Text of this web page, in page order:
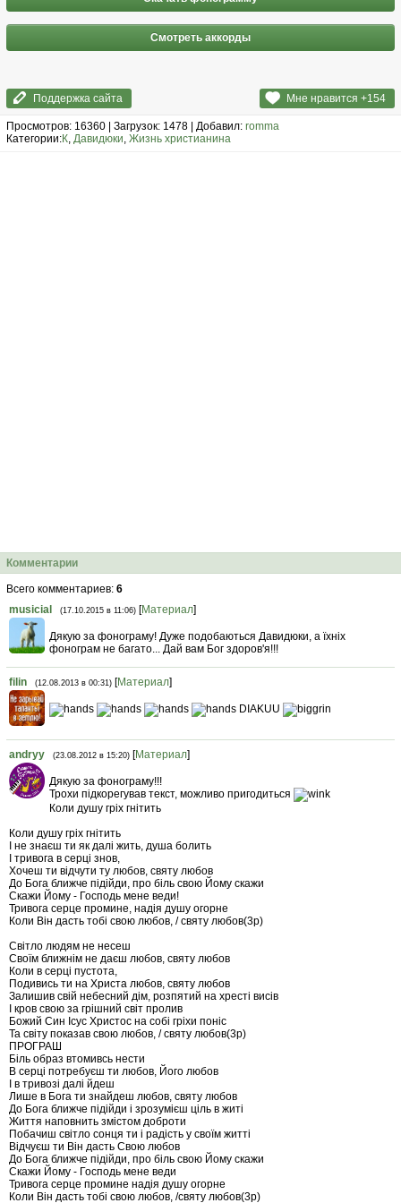
Смотреть аккорды
Мне нравится +154
Поддержка сайта
Просмотров: 16360 | Загрузок: 1478 | Добавил: romma
Категории:К, Давидюки, Жизнь христианина
Комментарии
Всего комментариев: 6
musicial
(17.10.2015 в 11:06) [Материал]
Дякую за фонограму! Дуже подобаються Давидюки, а їхніх
фонограм не багато... Дай вам Бог здоров'я!!!
filin (12.08.2013 в 00:31) [Материал]
DIAKUU
andryy (23.08.2012 в 15:20) [Материал]
Дякую за фонограму!!!
Трохи підкорегував текст, можливо пригодиться
Коли душу гріх гнітить
Коли душу гріх гнітить
І не знаєш ти як далі жить, душа болить
І тривога в серці знов,
Хочеш ти відчути ту любов, святу любов
До Бога ближче підійди, про біль свою Йому скажи
Скажи Йому - Господь мене веди!
Тривога серце промине, надія душу огорне
Коли Він дасть тобі свою любов, / святу любов(3р)
Світло людям не несеш
Своїм ближнім не даєш любов, святу любов
Коли в серці пустота,
Подивись ти на Христа любов, святу любов
Залишив свій небесний дім, розпятий на хресті висів
І кров свою за грішний світ пролив
Божий Син Ісус Христос на собі гріхи поніс
Та світу показав свою любов, / святу любов(3р)
ПРОГРАШ
Біль образ втомивсь нести
В серці потребуєш ти любов, Його любов
І в тривозі далі йдеш
Лише в Бога ти знайдеш любов, святу любов
До Бога ближче підійди і зрозумієш ціль в житі
Життя наповнить змістом доброти
Побачиш світло сонця ти і радість у своїм житті
Відчуєш ти Він дасть Свою любов
До Бога ближче підійди, про біль свою Йому скажи
Скажи Йому - Господь мене веди
Тривога серце промине надія душу огорне
Коли Він дасть тобі свою любов, /святу любов(3р)